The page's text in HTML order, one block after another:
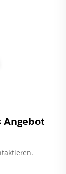
Angebot